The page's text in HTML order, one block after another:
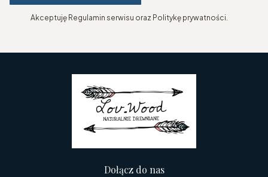
Akceptuję Regulamin serwisu oraz Politykę prywatności.
Dołącz do nas